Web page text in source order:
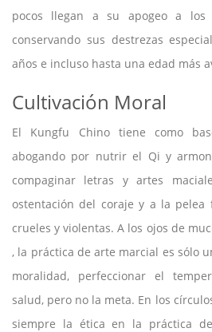
pocos llegan a su apogeo a
conservando sus destrezas
años e incluso hasta una edad más
Cultivación Moral
El Kungfu Chino tiene como
abogando por nutrir el Qi y
compaginar letras y artes
ostentación del coraje y a la pelea
crueles y violentas. A los ojos de
, la práctica de arte marcial es sólo
moralidad, perfeccionar el
salud, pero no la meta. En los
siempre la ética en la práctica